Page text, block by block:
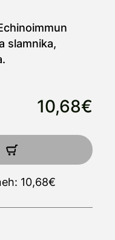
slamnika,
10,68€
10,68€